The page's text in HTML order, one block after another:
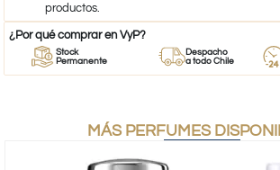
productos.
¿Por qué comprar en VyP?
Stock
Permanente
Despacho
a todo Chile
MÁS PERFUMES